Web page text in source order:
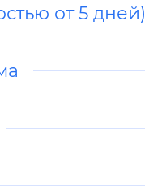
от 5 дней)